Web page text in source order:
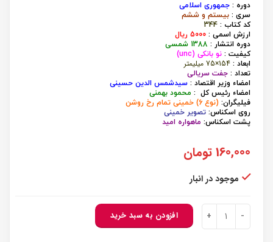
دوره : جمهوری اسلامی
سری : بیستم و ششم
کد کتاب : 344
ارزش اسمی :
5000 ریال
دوره انتشار : 1388 شمسی
کیفیت : نو بانکی (unc)
ابعاد : 154×75 میلیمتر
تعداد : جفت سریالی
امضاء وزیر اقتصاد : سیدشمس الدین حسینی
امضاء رئیس کل : محمود بهمنی
فیلیگران: (نوع 6) خمینی تمام رخ روشن
روی اسکناس: تصویر خمینی
پشت اسکناس: ماهواره امید
160,000تومان
موجود در انبار
کد344 اسکناس جمهوری 5000 ریال جفت بانکی عدد افزودن به سبد خرید